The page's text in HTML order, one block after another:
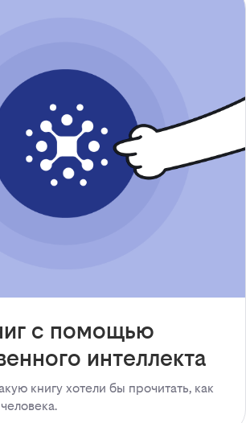
с помощью
интеллекта
книгу хотели бы прочитать, как